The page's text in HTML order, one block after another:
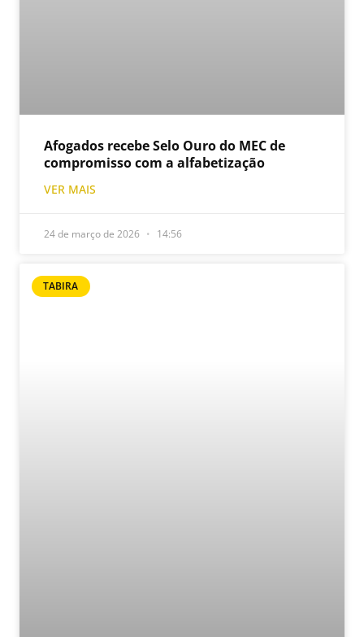
Afogados recebe Selo Ouro do MEC de
compromisso com a alfabetização
VER MAIS
24 de março de 2026 14:56
TABIRA